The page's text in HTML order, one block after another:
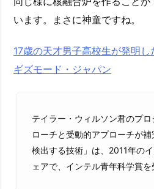
います。まさに神童ですね。
17歳の天才男子高校生が発明
ギズモード・ジャパン
テイラー・ウィルソン君のプ
ローチと受動的アプローチが
検出する技術」は、2011年の
ェアで、インテル青年科学賞を